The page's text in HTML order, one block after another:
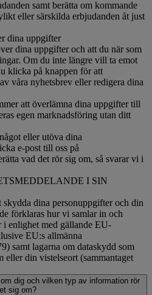
samt berätta om kommande
eller särskilda erbjudanden åt just
dina uppgifter
dina uppgifter och att du när som
Om du inte längre vill ta emot
klicka på knappen för att
våra nyhetsbrev eller redigera dina
att överlämna dina uppgifter till
egen marknadsföring utan ditt
eller utöva dina
e-post till oss på
vad det rör sig om, så svarar vi i
I SIN
dina personuppgifter och din
förklaras hur vi samlar in och
i enlighet med gällande EU-
EU:s allmänna
samt lagarna om dataskydd som
din vistelseort (sammantaget
dig och vilken typ av information rör
sig om?